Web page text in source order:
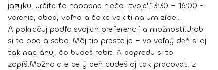
jazyku, určite ťa napadne niečo "tvoje".13:30 – 16:00 -
varenie, obed, voľno a čokoľvek ti na um zíde...
A pokračuj podľa svojich preferencií a možností.Urob
si to podľa seba. Môj tip proste je – vo voľný deň si aj
tak naplánuj, čo budeš robiť. A dopredu si to
zapíš.Možno ale celý deň budeš aj tak pracovať, z